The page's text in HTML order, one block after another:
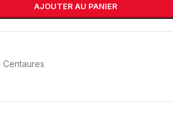
AJOUTER AU PANIER